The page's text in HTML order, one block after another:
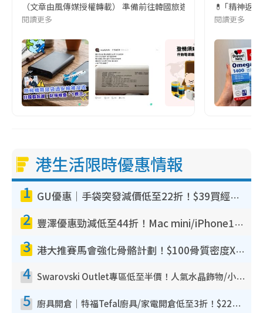
（文章由風傳媒授權轉載） 準備前往韓國旅遊的民眾，近期要
閱讀更多
💊 ｢精神返
閱讀更多
港生活限時優惠情報
1 GU優惠｜手袋突發減價低至22折！$39買經典波士頓包/餃子袋！飾物同步減價$29起！
2 豐澤優惠勁減低至44折！Mac mini/iPhone17Pro大減價！廚房家電$220起
3 港大推賽馬會強化骨骼計劃！$100骨質密度X光檢查 完成免費運動訓練送超市禮券！附參加資格
4 Swarovski Outlet專區低至半價！人氣水晶飾物/小擺設$138起！迪士尼款/水晶高跟鞋都有平
5 廚具開倉｜特福Tefal廚具/家電開倉低至3折！$220起買平底鍋/炒鑊/湯煲！電飯煲/吸塵機/燙斗$418起